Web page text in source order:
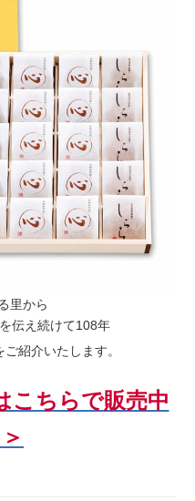
里から
を伝え続けて108年
ご紹介いたします。
こちらで販売中